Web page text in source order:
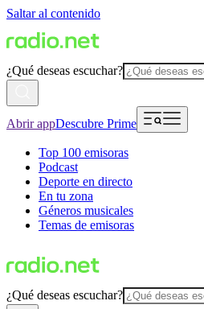
Saltar al contenido
¿Qué deseas escuchar?
Abrir appDescubre Prime
Top 100 emisoras
Podcast
Deporte en directo
En tu zona
Géneros musicales
Temas de emisoras
¿Qué deseas escuchar?